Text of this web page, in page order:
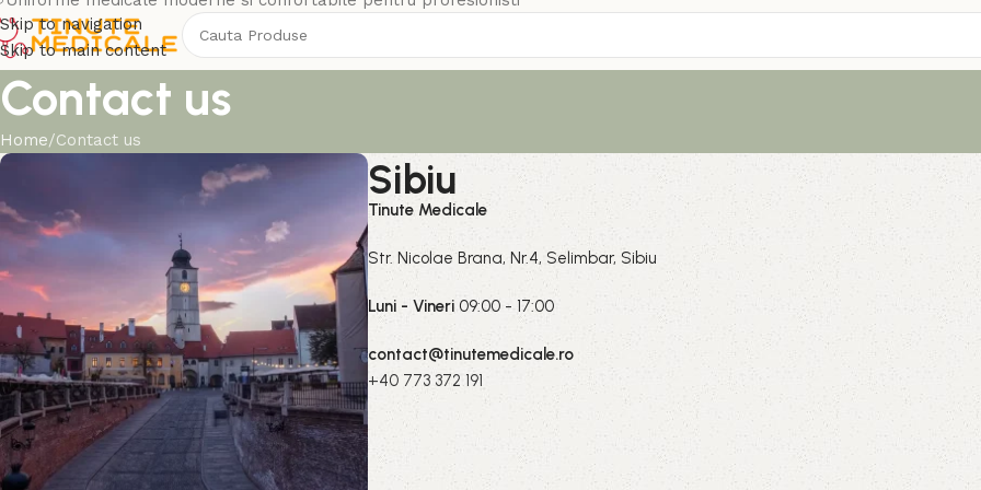
Skip to navigation
Skip to main content
Contact us
Home Contact us
Sibiu
Tinute Medicale
Str. Nicolae Brana, Nr.4, Selimbar, Sibiu
Luni - Vineri 09:00 - 17:00
contact@tinutemedicale.ro
+40 773 372 191